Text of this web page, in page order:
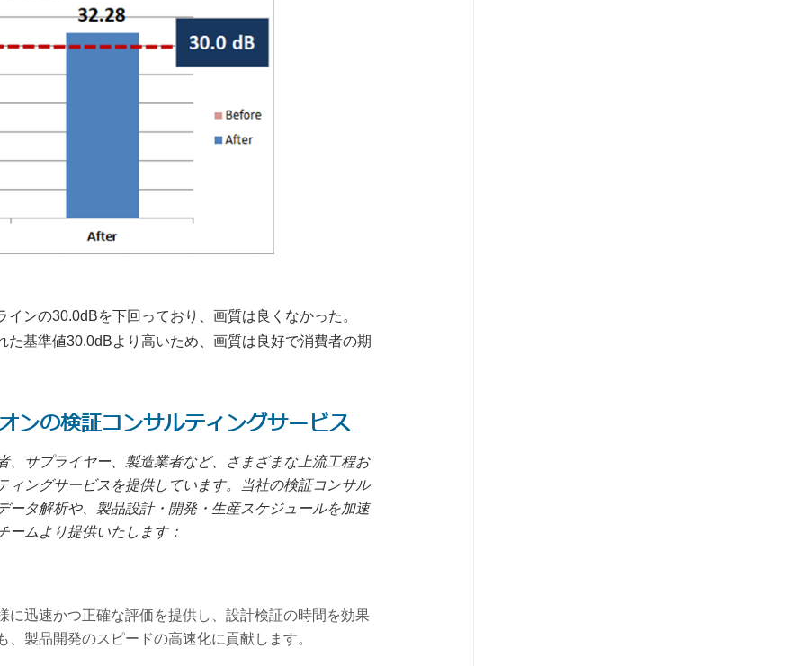
ンの30.0dBを下回っており、画質は良くなかった。
基準値30.0dBより高いため、画質は良好で消費者の期
の検証コンサルティングサービス
、サプライヤー、製造業者など、さまざまな上流工程お
ィングサービスを提供しています。当社の検証コンサル
ータ解析や、製品設計・開発・生産スケジュールを加速
ームより提供いたします：
迅速かつ正確な評価を提供し、設計検証の時間を効果
製品開発のスピードの高速化に貢献します。